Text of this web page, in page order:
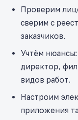
Проверим
сверим с
заказчиков.
Учтём
директор,
видов работ.
Настроим
приложения